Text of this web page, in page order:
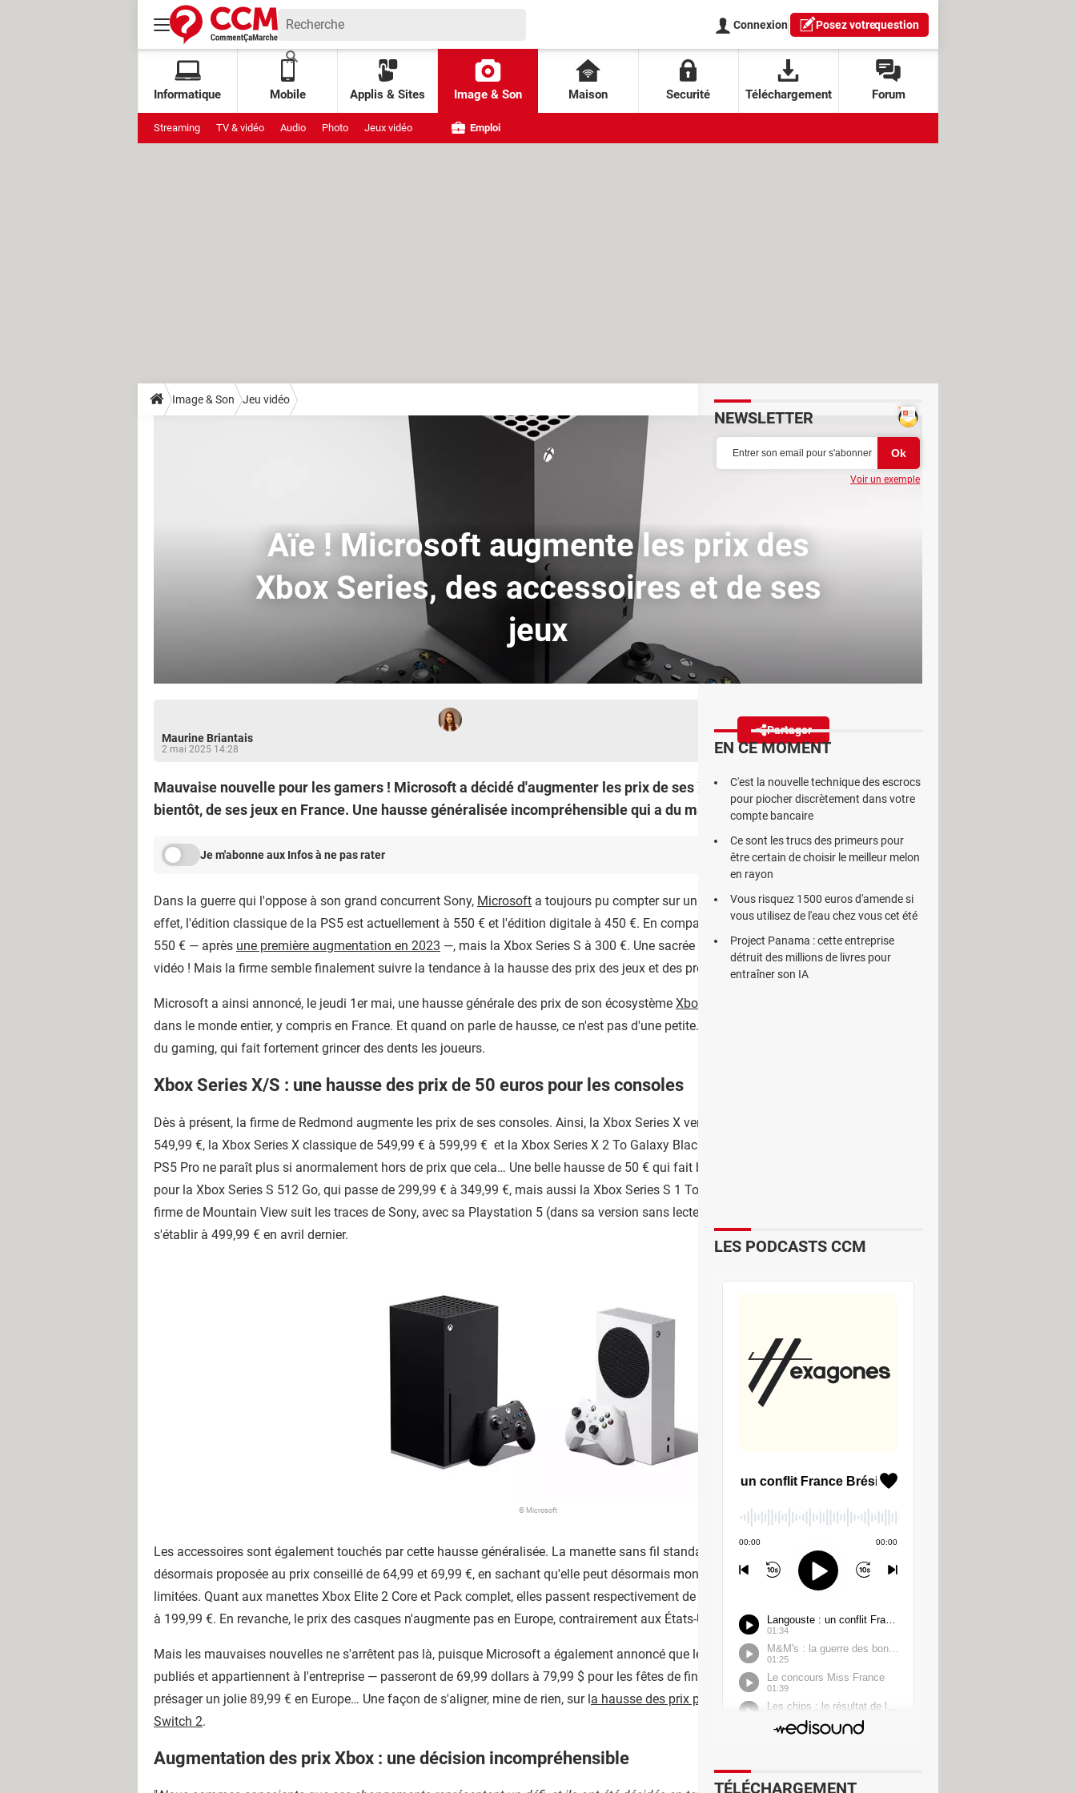
Connexion Posez votrequestion
Informatique Mobile Applis & Sites Image & Son Maison Securité Téléchargement Forum
Streaming TV & vidéo Audio Photo Jeux vidéo Emploi
Image & Son Jeu vidéo
Aïe ! Microsoft augmente les prix des
Xbox Series, des accessoires et de ses
jeux
Maurine Briantais
2 mai 2025 14:28
Partager
Mauvaise nouvelle pour les gamers ! Microsoft a décidé d'augmenter les prix de ses Xbox Series, des accessoires et,
bientôt, de ses jeux en France. Une hausse généralisée incompréhensible qui a du mal à passer auprès des joueurs…
Je m'abonne aux Infos à ne pas rater
Dans la guerre qui l'oppose à son grand concurrent Sony, Microsoft a toujours pu compter sur un avantage non négligeable : ses prix. En
effet, l'édition classique de la PS5 est actuellement à 550 € et l'édition digitale à 450 €. En comparaison, la Xbox Series X est elle aussi à
550 € — après une première augmentation en 2023 —, mais la Xbox Series S à 300 €. Une sacrée différence pour les amateurs de jeu
vidéo ! Mais la firme semble finalement suivre la tendance à la hausse des prix des jeux et des produits tech, et opère un virage à 360°.
Microsoft a ainsi annoncé, le jeudi 1er mai, une hausse générale des prix de son écosystème Xbox
dans le monde entier, y compris en France. Et quand on parle de hausse, ce n'est pas d'une petite… Une véritable bombe dans le monde
du gaming, qui fait fortement grincer des dents les joueurs.
Xbox Series X/S : une hausse des prix de 50 euros pour les consoles
Dès à présent, la firme de Redmond augmente les prix de ses consoles. Ainsi, la Xbox Series X version digitale passe de 499,99 € à
549,99 €, la Xbox Series X classique de 549,99 € à 599,99 € et la Xbox Series X 2 To Galaxy Black de 649 € à 699,99 € — finalement, la
PS5 Pro ne paraît plus si anormalement hors de prix que cela… Une belle hausse de 50 € qui fait bien mal au portefeuille. Même scénario
pour la Xbox Series S 512 Go, qui passe de 299,99 € à 349,99 €, mais aussi la Xbox Series S 1 To, qui passe de 349,99 € à 399,99 €. La
firme de Mountain View suit les traces de Sony, avec sa Playstation 5 (dans sa version sans lecteur disque), qui avait pris 50 € pour
s'établir à 499,99 € en avril dernier.
© Microsoft
Les accessoires sont également touchés par cette hausse généralisée. La manette sans fil standard, vendue entre 60 et 65 €, est
désormais proposée au prix conseillé de 64,99 et 69,99 €, en sachant qu'elle peut désormais monter jusqu'à 89,99 € pour les éditions
limitées. Quant aux manettes Xbox Elite 2 Core et Pack complet, elles passent respectivement de 129,99 € à 149,99 € et de 179,99 €
à 199,99 €. En revanche, le prix des casques n'augmente pas en Europe, contrairement aux États-Unis.
Mais les mauvaises nouvelles ne s'arrêtent pas là, puisque Microsoft a également annoncé que les jeux first party — ceux qui sont
publiés et appartiennent à l'entreprise — passeront de 69,99 dollars à 79,99 $ pour les fêtes de fin d'année aux États-Unis, laissant
présager un jolie 89,99 € en Europe… Une façon de s'aligner, mine de rien, sur la hausse des prix pour les futurs jeux de la Nintendo
Switch 2.
Augmentation des prix Xbox : une décision incompréhensible
NEWSLETTER
Voir un exemple
EN CE MOMENT
C'est la nouvelle technique des escrocs
pour piocher discrètement dans votre
compte bancaire
Ce sont les trucs des primeurs pour
être certain de choisir le meilleur melon
en rayon
Vous risquez 1500 euros d'amende si
vous utilisez de l'eau chez vous cet été
Project Panama : cette entreprise
détruit des millions de livres pour
entraîner son IA
LES PODCASTS CCM
TÉLÉCHARGEMENT